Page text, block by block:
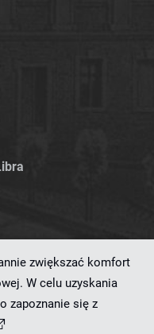
zwiększać komfort
W celu uzyskania
zapoznanie się z